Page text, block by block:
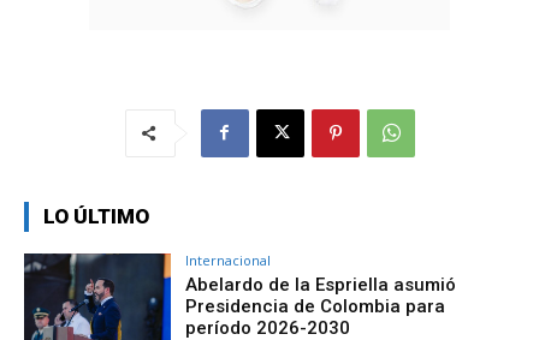
LO ÚLTIMO
Internacional
Abelardo de la Espriella asumió
Presidencia de Colombia para
período 2026-2030